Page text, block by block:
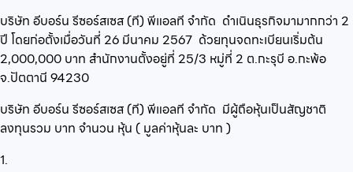
บริษัท อีบอร์น รีซอร์สเซส (ที) พีแอลที จำกัด ดำเนินธุรกิจมามากกว่า 2
ปี โดยก่อตั้งเมื่อวันที่ 26 มีนาคม 2567 ด้วยทุนจดทะเบียนเริ่มต้น
2,000,000 บาท สำนักงานตั้งอยู่ที่ 25/3 หมู่ที่ 2 ต.กะรุบี อ.กะพ้อ
จ.ปัตตานี 94230
บริษัท อีบอร์น รีซอร์สเซส (ที) พีแอลที จำกัด มีผู้ถือหุ้นเป็นสัญชาติ
ลงทุนรวม บาท จำนวน หุ้น ( มูลค่าหุ้นละ บาท )
1.